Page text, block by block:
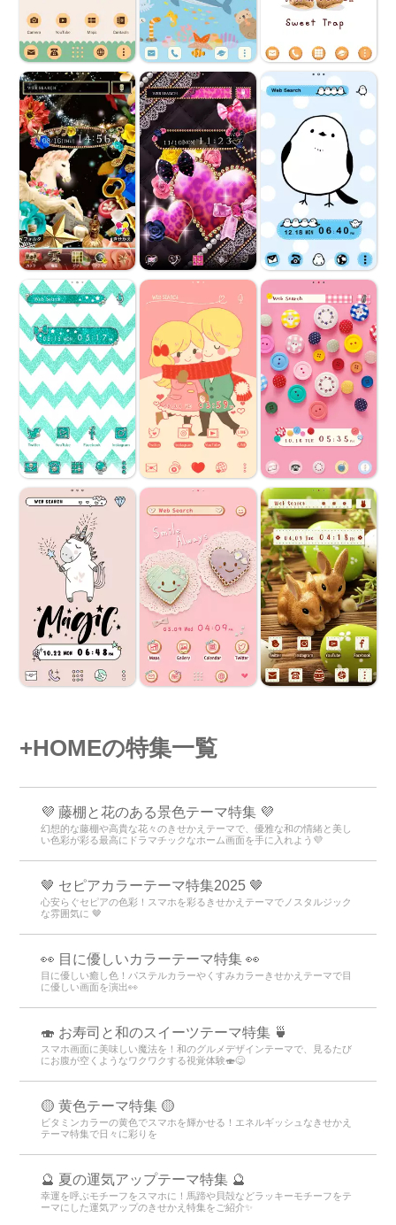
+HOMEの特集一覧
💜 藤棚と花のある景色テーマ特集 💜
幻想的な藤棚や高貴な花々のきせかえテーマで、優雅な和の情緒と美し
い色彩が彩る最高にドラマチックなホーム画面を手に入れよう💜
🤎 セピアカラーテーマ特集2025 🤎
心安らぐセピアの色彩！スマホを彩るきせかえテーマでノスタルジック
な雰囲気に 🤎
👀 目に優しいカラーテーマ特集 👀
目に優しい癒し色！パステルカラーやくすみカラーきせかえテーマで目
に優しい画面を演出👀
🍣 お寿司と和のスイーツテーマ特集 🍵
スマホ画面に美味しい魔法を！和のグルメデザインテーマで、見るたび
にお腹が空くようなワクワクする視覚体験🍣😋
🟡 黄色テーマ特集 🟡
ビタミンカラーの黄色でスマホを輝かせる！エネルギッシュなきせかえ
テーマ特集で日々に彩りを
🔮 夏の運気アップテーマ特集 🔮
幸運を呼ぶモチーフをスマホに！馬蹄や貝殻などラッキーモチーフをテ
ーマにした運気アップのきせかえ特集をご紹介✨